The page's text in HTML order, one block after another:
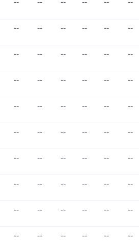
-- -- -- -- -- --
-- -- -- -- -- --
-- -- -- -- -- --
-- -- -- -- -- --
-- -- -- -- -- --
-- -- -- -- -- --
-- -- -- -- -- --
-- -- -- -- -- --
-- -- -- -- -- --
-- -- -- -- -- --